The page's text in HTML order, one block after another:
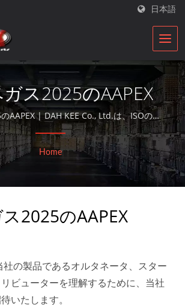
日本語
ス2025のAAPEX
AAPEX | DAH KEE Co., Ltd.は、ISOの認
部品再構築業者であり、30年以上にわた
ットサービスを提供しており、オルタネ
動モーターを取り扱っています。
Home
2025のAAPEX
社の製品であるオルタネータ、スター
ビューターを理解するために、当社
いたします。